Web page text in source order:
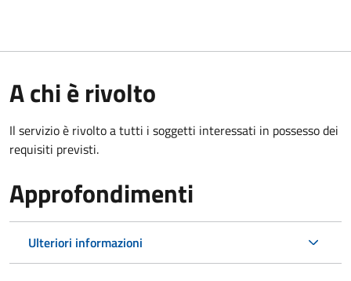
A chi è rivolto
Il servizio è rivolto a tutti i soggetti interessati in possesso dei
requisiti previsti.
Approfondimenti
Ulteriori informazioni